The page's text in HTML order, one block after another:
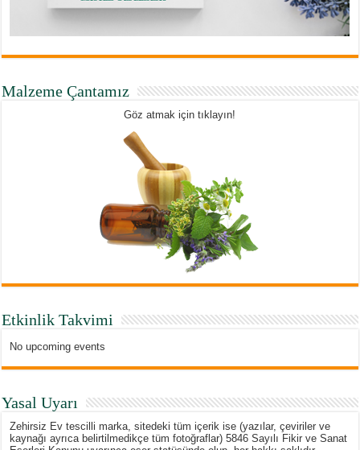
Malzeme Çantamız
Göz atmak için tıklayın!
Etkinlik Takvimi
No upcoming events
Yasal Uyarı
Zehirsiz Ev tescilli marka, sitedeki tüm içerik ise (yazılar, çeviriler ve
kaynağı ayrıca belirtilmedikçe tüm fotoğraflar) 5846 Sayılı Fikir ve Sanat